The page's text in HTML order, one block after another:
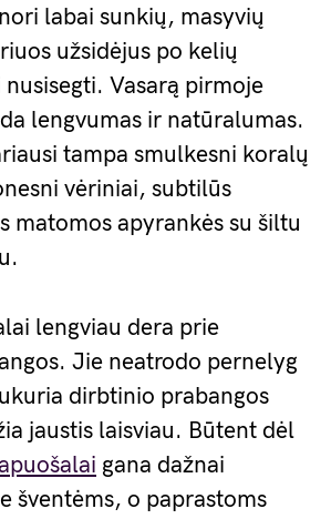
labai sunkių, masyvių
užsidėjus po kelių
Vasarą pirmoje
lengvumas ir natūralumas.
tampa smulkesni koralų
vėriniai, subtilūs
matomos apyrankės su šiltu
lengviau dera prie
Jie neatrodo pernelyg
dirbtinio prabangos
jaustis laisviau. Būtent dėl
gana dažnai
šventėms, o paprastoms